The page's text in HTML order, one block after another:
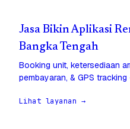
Jasa Bikin Aplikasi
Bangka Tengah
Booking unit, ketersediaan
pembayaran, & GPS
Lihat layanan →